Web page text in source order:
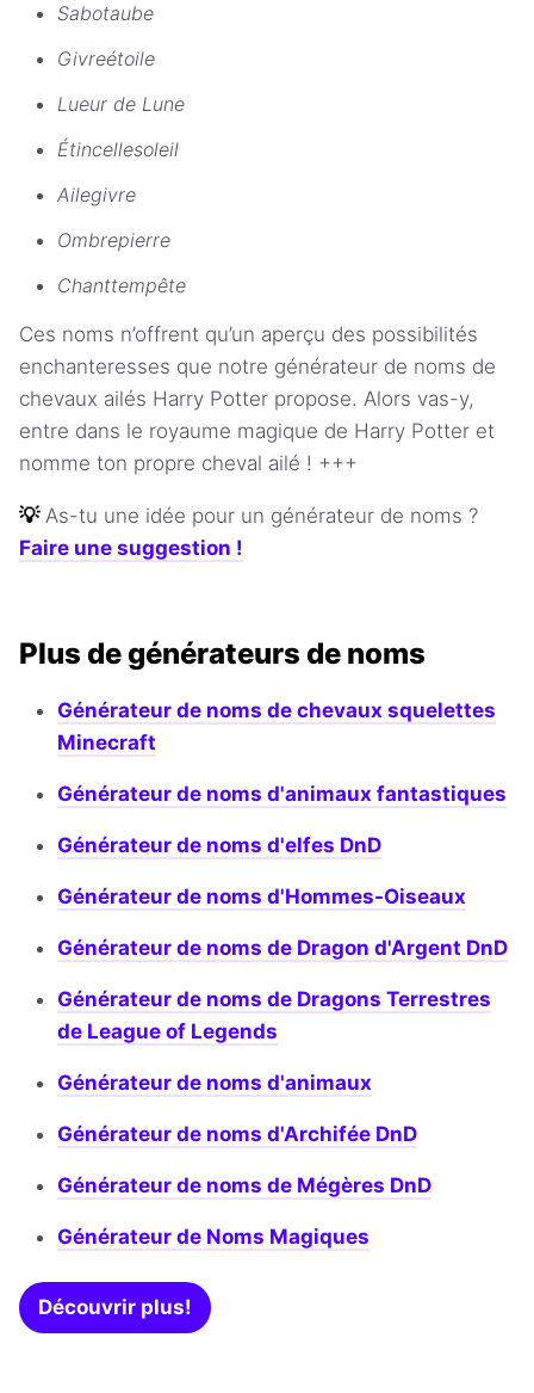
Sabotaube
Givreétoile
Lueur de Lune
Étincellesoleil
Ailegivre
Ombrepierre
Chanttempête
Ces noms n’offrent qu’un aperçu des possibilités
enchanteresses que notre générateur de noms de
chevaux ailés Harry Potter propose. Alors vas-y,
entre dans le royaume magique de Harry Potter et
nomme ton propre cheval ailé ! +++
💡 As-tu une idée pour un générateur de noms ?
Faire une suggestion !
Plus de générateurs de noms
Générateur de noms de chevaux squelettes
Minecraft
Générateur de noms d'animaux fantastiques
Générateur de noms d'elfes DnD
Générateur de noms d'Hommes-Oiseaux
Générateur de noms de Dragon d'Argent DnD
Générateur de noms de Dragons Terrestres
de League of Legends
Générateur de noms d'animaux
Générateur de noms d'Archifée DnD
Générateur de noms de Mégères DnD
Générateur de Noms Magiques
Découvrir plus!